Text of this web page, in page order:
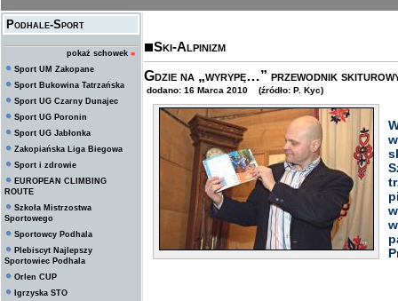
Podhale-Sport
pokaż schowek »
Sport UM Zakopane
Sport Bukowina Tatrzańska
Sport UG Czarny Dunajec
Sport UG Poronin
Sport UG Jabłonka
Zakopiańska Liga Biegowa
Sport i zdrowie
EUROPEAN CLIMBING
ROUTE
Szkoła Mistrzostwa
Sportowego
Sportowcy Podhala
Plebiscyt Najlepszy
Sportowiec Podhala
Orlen CUP
Igrzyska STO
Ski-Alpinizm
Gdzie na „wyrypę…” przewodnik
dodano: 16 Marca 2010 (źródło: P. Kyc)